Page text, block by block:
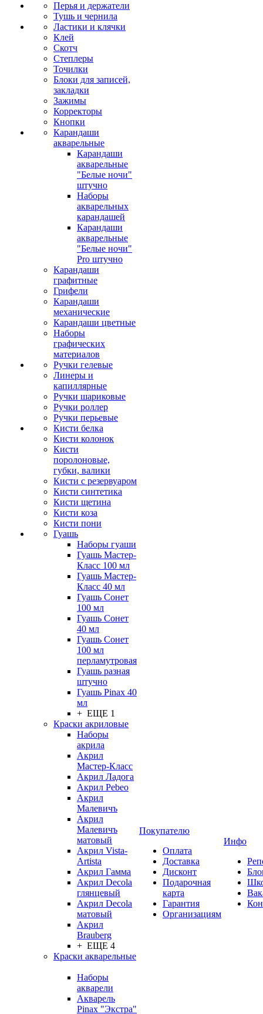
Перья и держатели
Тушь и чернила
Ластики и клячки
Клей
Скотч
Степлеры
Точилки
Блоки для записей,
закладки
Зажимы
Корректоры
Кнопки
Карандаши
акварельные
Карандаши
акварельные
"Белые ночи"
штучно
Наборы
акварельных
карандашей
Карандаши
акварельные
"Белые ночи"
Pro штучно
Карандаши
графитные
Грифели
Карандаши
механические
Карандаши цветные
Наборы
графических
материалов
Ручки гелевые
Линеры и
капиллярные
Ручки шариковые
Ручки роллер
Ручки перьевые
Кисти белка
Кисти колонок
Кисти
поролоновые,
губки, валики
Кисти с резервуаром
Кисти синтетика
Кисти щетина
Кисти коза
Кисти пони
Гуашь
Наборы гуаши
Гуашь Мастер-
Класс 100 мл
Гуашь Мастер-
Класс 40 мл
Гуашь Сонет
100 мл
Гуашь Сонет
40 мл
Гуашь Сонет
100 мл
перламутровая
Гуашь разная
штучно
Гуашь Pinax 40
мл
+ ЕЩЕ 1
Краски акриловые
Наборы
акрила
Акрил
Мастер-Класс
Акрил Ладога
Акрил Pebeo
Акрил
Малевичъ
Акрил
Малевичъ
матовый
Акрил Vista-
Artista
Акрил Гамма
Акрил Decola
глянцевый
Акрил Decola
матовый
Акрил
Brauberg
+ ЕЩЕ 4
Краски акварельные
Наборы
акварели
Акварель
Pinax "Экстра"
Покупателю
Оплата
Доставка
Дисконт
Подарочная
карта
Гарантия
Организациям
Инфо